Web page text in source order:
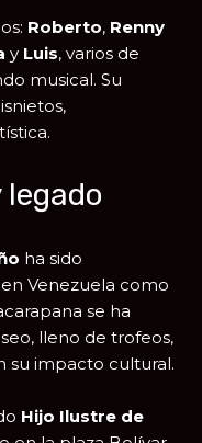
Roberto, Renny
y Luis, varios de
musical. Su
ha sido
Venezuela como
se ha
lleno de trofeos,
su impacto cultural.
Hijo Ilustre de